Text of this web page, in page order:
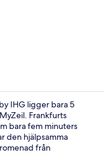
IHG ligger bara 5
Frankfurts
bara fem minuters
den hjälpsamma
från